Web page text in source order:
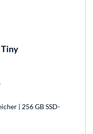
| 256 GB SSD-